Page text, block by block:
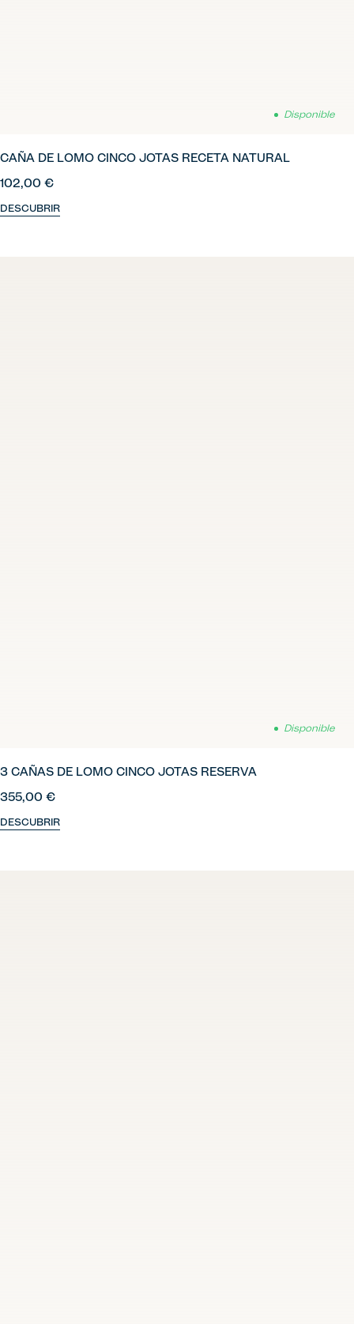
Disponible
CAÑA DE LOMO CINCO JOTAS RECETA NATURAL
102,00 €
DESCUBRIR
Disponible
3 CAÑAS DE LOMO CINCO JOTAS RESERVA
355,00 €
DESCUBRIR